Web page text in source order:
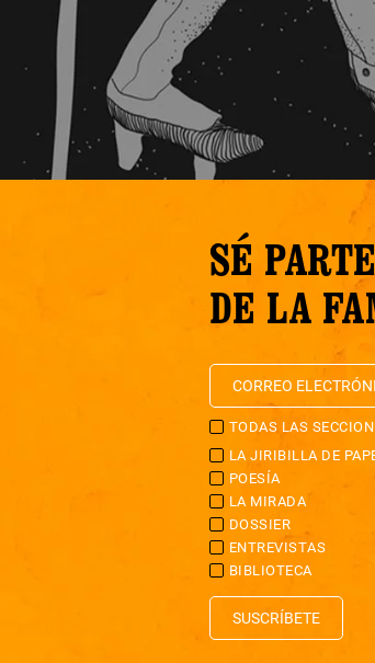
SÉ PARTE
DE LA
TODAS LAS
LA JIRIBILLA DE
POESÍA
LA MIRADA
DOSSIER
ENTREVISTAS
BIBLIOTECA
SUSCRÍBETE